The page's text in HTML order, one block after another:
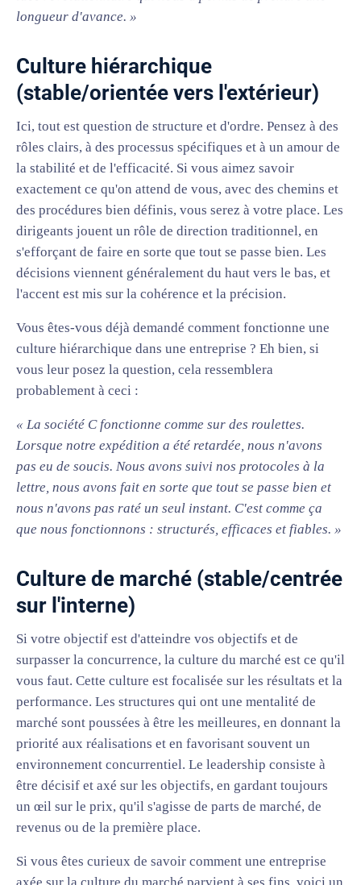
longueur d'avance. »
Culture hiérarchique
(stable/orientée vers l'extérieur)
Ici, tout est question de structure et d'ordre. Pensez à des
rôles clairs, à des processus spécifiques et à un amour de
la stabilité et de l'efficacité. Si vous aimez savoir
exactement ce qu'on attend de vous, avec des chemins et
des procédures bien définis, vous serez à votre place. Les
dirigeants jouent un rôle de direction traditionnel, en
s'efforçant de faire en sorte que tout se passe bien. Les
décisions viennent généralement du haut vers le bas, et
l'accent est mis sur la cohérence et la précision.
Vous êtes-vous déjà demandé comment fonctionne une
culture hiérarchique dans une entreprise ? Eh bien, si
vous leur posez la question, cela ressemblera
probablement à ceci :
« La société C fonctionne comme sur des roulettes.
Lorsque notre expédition a été retardée, nous n'avons
pas eu de soucis. Nous avons suivi nos protocoles à la
lettre, nous avons fait en sorte que tout se passe bien et
nous n'avons pas raté un seul instant. C'est comme ça
que nous fonctionnons : structurés, efficaces et fiables. »
Culture de marché (stable/centrée
sur l'interne)
Si votre objectif est d'atteindre vos objectifs et de
surpasser la concurrence, la culture du marché est ce qu'il
vous faut. Cette culture est focalisée sur les résultats et la
performance. Les structures qui ont une mentalité de
marché sont poussées à être les meilleures, en donnant la
priorité aux réalisations et en favorisant souvent un
environnement concurrentiel. Le leadership consiste à
être décisif et axé sur les objectifs, en gardant toujours
un œil sur le prix, qu'il s'agisse de parts de marché, de
revenus ou de la première place.
Si vous êtes curieux de savoir comment une entreprise